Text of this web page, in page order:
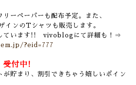
ーペーパーも配布予定。また、
インのTシャツも販売します。
ています!! vivoblogにて詳細も！⇒
?eid=777
受付中!
が貯まり、割引できちゃう嬉しいポイン